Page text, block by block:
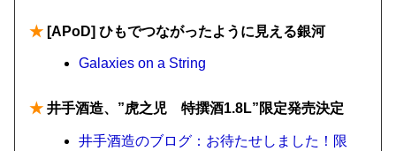
★ [APoD] ひもでつながったように見える銀河
Galaxies on a String
★ 井手酒造、”虎之児 特撰酒1.8L”限定発売決定
井手酒造のブログ：お待たせしました！限